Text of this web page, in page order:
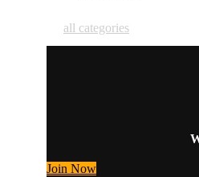
all categories
Join Now